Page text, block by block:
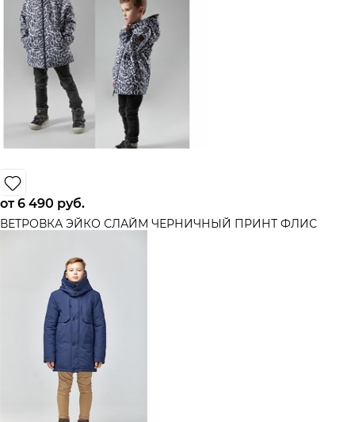
от6 490 руб.
ВЕТРОВКА ЭЙКО СЛАЙМ ЧЕРНИЧНЫЙ ПРИНТ ФЛИС